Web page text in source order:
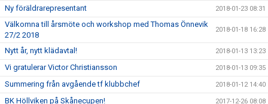
Ny föräldrarepresentant 2018-01-23 08:31
Välkomna till årsmöte och workshop med Thomas Önnevik
27/2 2018
2018-01-18 16:28
Nytt år, nytt klädavtal! 2018-01-13 13:23
Vi gratulerar Victor Christiansson 2018-01-13 09:35
Summering från avgående tf klubbchef 2018-01-12 14:40
BK Höllviken på Skånecupen! 2017-12-26 08:08